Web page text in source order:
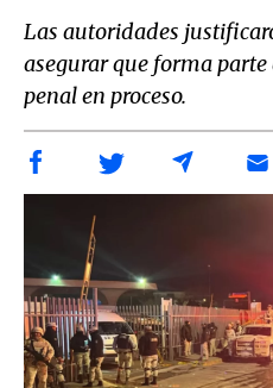
Las autoridades
asegurar que forma
penal en proceso.